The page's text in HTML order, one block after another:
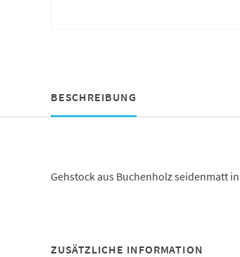
BESCHREIBUNG
Gehstock aus Buchenholz seidenmatt
ZUSÄTZLICHE INFORMATION